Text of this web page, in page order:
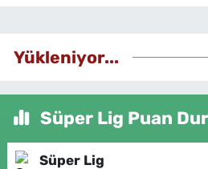
Yükleniyor...
Süper Lig Puan
Süper Lig